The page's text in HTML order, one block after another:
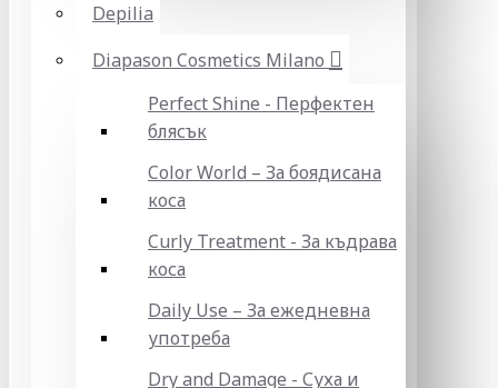
Depilia
Diapason Cosmetics Milano
Perfect Shine - Перфектен
блясък
Color World – За боядисана
коса
Curly Treatment - За къдрава
коса
Daily Use – За ежедневна
употреба
Dry and Damage - Суха и